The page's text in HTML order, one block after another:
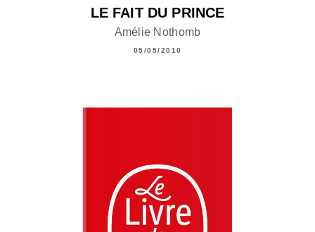
LE FAIT DU PRINCE
Amélie Nothomb
05/05/2010